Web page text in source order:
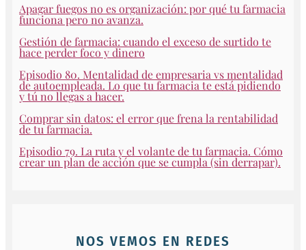
Apagar fuegos no es organización: por qué tu farmacia
funciona pero no avanza.
Gestión de farmacia: cuando el exceso de surtido te
hace perder foco y dinero
Episodio 80. Mentalidad de empresaria vs mentalidad
de autoempleada. Lo que tu farmacia te está pidiendo
y tú no llegas a hacer.
Comprar sin datos: el error que frena la rentabilidad
de tu farmacia.
Episodio 79. La ruta y el volante de tu farmacia. Cómo
crear un plan de acción que se cumpla (sin derrapar).
NOS VEMOS EN REDES